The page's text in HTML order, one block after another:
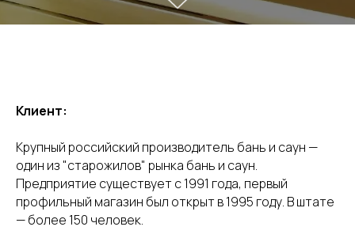
Клиент:
Крупный российский производитель бань и саун —
один из "старожилов" рынка бань и саун.
Предприятие существует с 1991 года, первый
профильный магазин был открыт в 1995 году. В штате
— более 150 человек.